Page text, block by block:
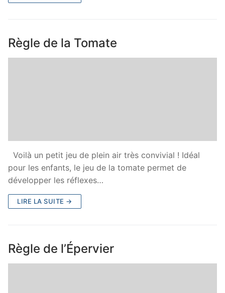
Règle de la Tomate
Voilà un petit jeu de plein air très convivial ! Idéal
pour les enfants, le jeu de la tomate permet de
développer les réflexes…
LIRE LA SUITE →
Règle de l’Épervier